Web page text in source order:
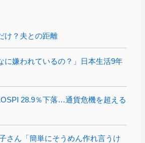
け？夫との距離
に嫌われているの？」日本生活9年
28.9％下落…通貨危機を超える
さん「簡単にそうめん作れ言うけ